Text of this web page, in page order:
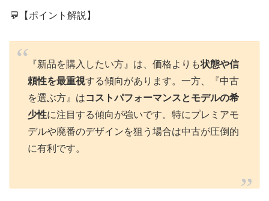
💬【ポイント解説】
『新品を購入したい方』は、価格よりも状態や信
頼性を最重視する傾向があります。一方、『中古
を選ぶ方』はコストパフォーマンスとモデルの希
少性に注目する傾向が強いです。特にプレミアモ
デルや廃番のデザインを狙う場合は中古が圧倒的
に有利です。